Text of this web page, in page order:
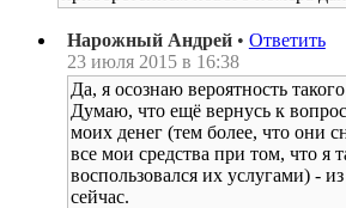
Нарожный Андрей • Ответить
23 июля 2015 в 16:38
Да, я осознаю вероятность
Думаю, что ещё вернусь к
моих денег (тем более, что они
все мои средства при том, что я
воспользовался их услугами) -
сейчас.